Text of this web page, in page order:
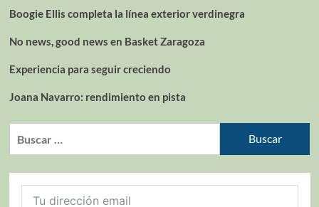
Boogie Ellis completa la línea exterior verdinegra
No news, good news en Basket Zaragoza
Experiencia para seguir creciendo
Joana Navarro: rendimiento en pista